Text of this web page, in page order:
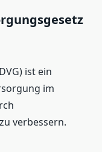
ist ein
im
zu verbessern.